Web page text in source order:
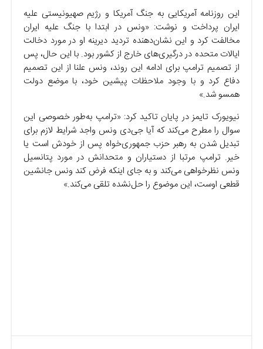
این روزنامه آمریکایی به جنگ آمریکا و رژیم صهیونیستی علیه
ایران پرداخت و نوشت: «ونس در ابتدا با جنگ علیه ایران
مخالفت کرد و این نشان‌دهنده تردید دیرینه او در مورد دخالت
ایالات متحده در درگیری‌های خارج از کشور بود. با این حال، پس
از تصمیم ترامپ برای ادامه این روند، ونس علنا از این تصمیم
دفاع کرد و با وجود ملاحظات پیشین خود، با موضع دولت
همسو شد.»
نیویورک تایمز در پایان تاکید کرد: «ترامپ به‌طور خصوصی این
سوال را مطرح می‌کند که آیا جی‌دی ونس واجد شرایط لازم برای
تبدیل شدن به رهبر حزب جمهوری‌خواه پس از خودش است یا
خیر. ترامپ مرتبا از دستیاران و متحدانش در مورد پتانسیل
ونس نظرخواهی می‌کند و به جای اینکه فرض کند ونس جانشین
قطعی اوست، این موضوع را حل‌نشده تلقی می‌کند.»